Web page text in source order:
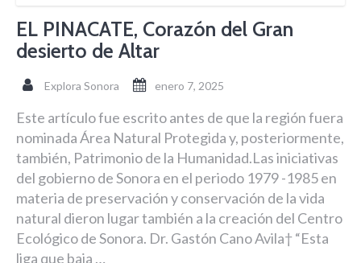
EL PINACATE, Corazón del Gran
desierto de Altar
Explora Sonora enero 7, 2025
Este artículo fue escrito antes de que la región fuera
nominada Área Natural Protegida y, posteriormente,
también, Patrimonio de la Humanidad.Las iniciativas
del gobierno de Sonora en el periodo 1979 -1985 en
materia de preservación y conservación de la vida
natural dieron lugar también a la creación del Centro
Ecológico de Sonora. Dr. Gastón Cano Avila† “Esta
liga que baja …